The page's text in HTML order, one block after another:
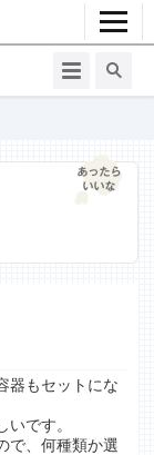
器もセットにな
です。
で、何種類か選